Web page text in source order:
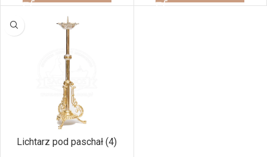
Lichtarz pod paschał (4)